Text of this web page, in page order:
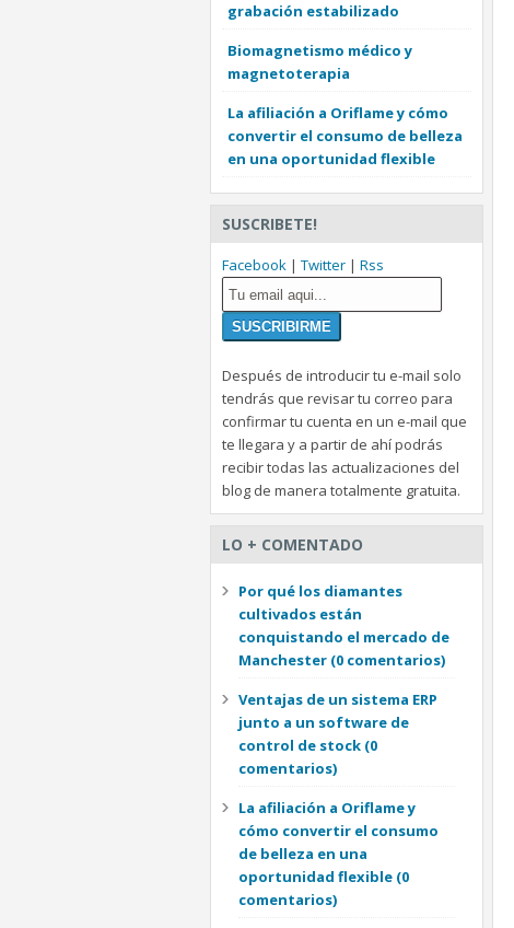
grabación estabilizado
Biomagnetismo médico y
magnetoterapia
La afiliación a Oriflame y cómo
convertir el consumo de belleza
en una oportunidad flexible
SUSCRIBETE!
Facebook | Twitter | Rss
Después de introducir tu e-mail solo
tendrás que revisar tu correo para
confirmar tu cuenta en un e-mail que
te llegara y a partir de ahí podrás
recibir todas las actualizaciones del
blog de manera totalmente gratuita.
LO + COMENTADO
Por qué los diamantes
cultivados están
conquistando el mercado de
Manchester (0 comentarios)
Ventajas de un sistema ERP
junto a un software de
control de stock (0
comentarios)
La afiliación a Oriflame y
cómo convertir el consumo
de belleza en una
oportunidad flexible (0
comentarios)